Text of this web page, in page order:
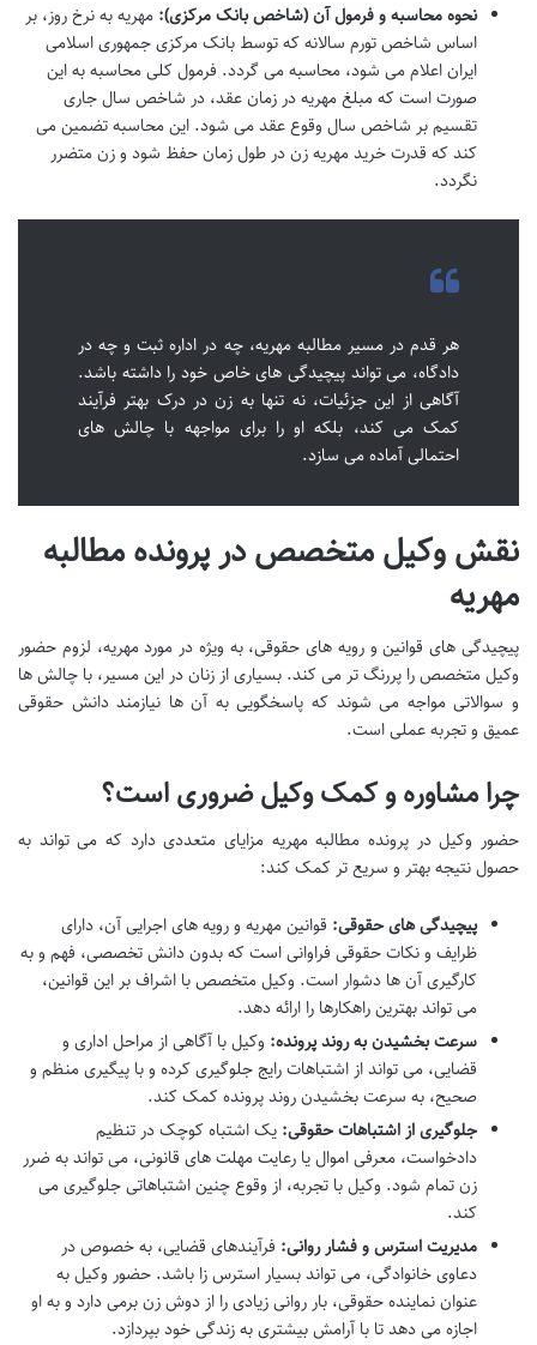
نحوه محاسبه و فرمول آن (شاخص بانک مرکزی): مهریه به نرخ روز، بر
اساس شاخص تورم سالانه که توسط بانک مرکزی جمهوری اسلامی
ایران اعلام می شود، محاسبه می گردد. فرمول کلی محاسبه به این
صورت است که مبلغ مهریه در زمان عقد، در شاخص سال جاری
تقسیم بر شاخص سال وقوع عقد می شود. این محاسبه تضمین می
کند که قدرت خرید مهریه زن در طول زمان حفظ شود و زن متضرر
نگردد.
هر قدم در مسیر مطالبه مهریه، چه در اداره ثبت و چه در
دادگاه، می تواند پیچیدگی های خاص خود را داشته باشد.
آگاهی از این جزئیات، نه تنها به زن در درک بهتر فرآیند
کمک می کند، بلکه او را برای مواجهه با چالش های
احتمالی آماده می سازد.
نقش وکیل متخصص در پرونده مطالبه
مهریه
پیچیدگی های قوانین و رویه های حقوقی، به ویژه در مورد مهریه، لزوم حضور
وکیل متخصص را پررنگ تر می کند. بسیاری از زنان در این مسیر، با چالش ها
و سوالاتی مواجه می شوند که پاسخگویی به آن ها نیازمند دانش حقوقی
عمیق و تجربه عملی است.
چرا مشاوره و کمک وکیل ضروری است؟
حضور وکیل در پرونده مطالبه مهریه مزایای متعددی دارد که می تواند به
حصول نتیجه بهتر و سریع تر کمک کند:
پیچیدگی های حقوقی: قوانین مهریه و رویه های اجرایی آن، دارای
ظرایف و نکات حقوقی فراوانی است که بدون دانش تخصصی، فهم و به
کارگیری آن ها دشوار است. وکیل متخصص با اشراف بر این قوانین،
می تواند بهترین راهکارها را ارائه دهد.
سرعت بخشیدن به روند پرونده: وکیل با آگاهی از مراحل اداری و
قضایی، می تواند از اشتباهات رایج جلوگیری کرده و با پیگیری منظم و
صحیح، به سرعت بخشیدن روند پرونده کمک کند.
جلوگیری از اشتباهات حقوقی: یک اشتباه کوچک در تنظیم
دادخواست، معرفی اموال یا رعایت مهلت های قانونی، می تواند به ضرر
زن تمام شود. وکیل با تجربه، از وقوع چنین اشتباهاتی جلوگیری می
کند.
مدیریت استرس و فشار روانی: فرآیندهای قضایی، به خصوص در
دعاوی خانوادگی، می تواند بسیار استرس زا باشد. حضور وکیل به
عنوان نماینده حقوقی، بار روانی زیادی را از دوش زن برمی دارد و به او
اجازه می دهد تا با آرامش بیشتری به زندگی خود بپردازد.